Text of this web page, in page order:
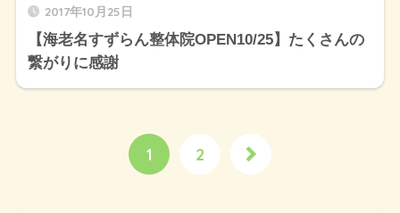
2017年10月25日
【海老名すずらん整体院OPEN10/25】たくさんの
繋がりに感謝
1 2